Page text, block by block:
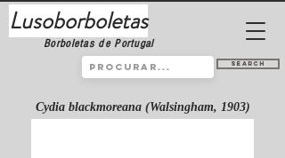
Lusoborboletas
Borboletas de Portugal
Search
Cydia blackmoreana (Walsingham, 1903)